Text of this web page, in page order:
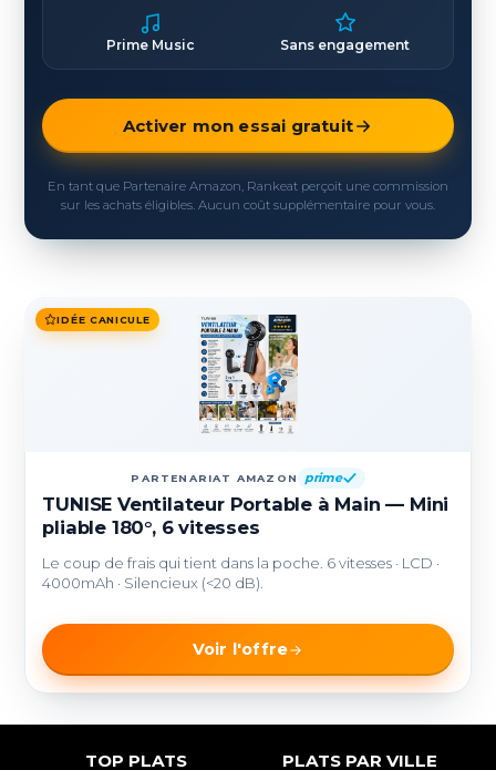
Prime Music Sans engagement
Activer mon essai gratuit
En tant que Partenaire Amazon, Rankeat perçoit une commission
sur les achats éligibles. Aucun coût supplémentaire pour vous.
IDÉE CANICULE
PARTENARIAT AMAZON prime
TUNISE Ventilateur Portable à Main — Mini
pliable 180°, 6 vitesses
Le coup de frais qui tient dans la poche. 6 vitesses · LCD ·
4000mAh · Silencieux (<20 dB).
Voir l'offre
TOP PLATS PLATS PAR VILLE